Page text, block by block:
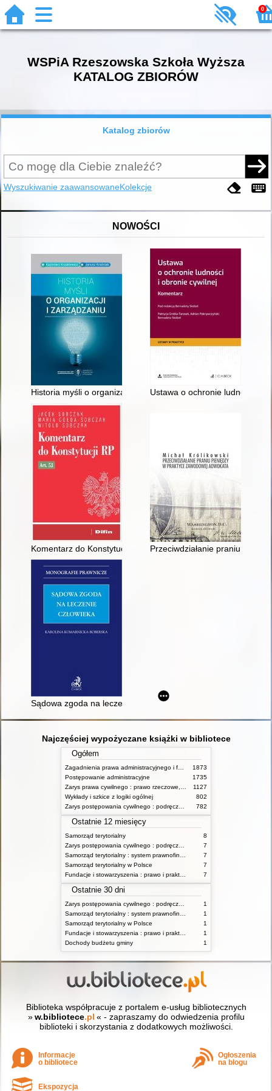
0
WSPiA Rzeszowska Szkoła Wyższa
KATALOG ZBIORÓW
Katalog zbiorów
Wyszukiwanie zaawansowaneKolekcje
NOWOŚCI
Historia myśli o organizacji i zarządzaniuUstawa o ochronie ludności i
Komentarz do Konstytucji RP : art. 53Przeciwdziałanie praniu
Sądowa zgoda na leczenie człowieka
Najczęściej wypożyczane książki w bibliotece
Ogółem
1873
Postępowanie administracyjne
1735
1127
Wykłady i szkice z logiki ogólnej
802
782
Ostatnie 12 miesięcy
Samorząd terytorialny
8
7
7
Samorząd terytorialny w Polsce
7
7
Ostatnie 30 dni
1
1
Samorząd terytorialny w Polsce
1
1
Dochody budżetu gminy
1
Biblioteka współpracuje z portalem e-usług bibliotecznych
» w.bibliotece.pl « - zapraszamy do odwiedzenia profilu
biblioteki i skorzystania z dodatkowych możliwości.
Informacje
o bibliotece
Ogłoszenia
na blogu
Ekspozycja